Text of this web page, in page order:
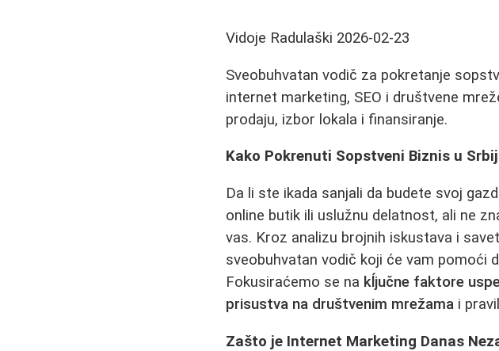
Vidoje Radulaški 2026-02-23
Sveobuhvatan vodič za pokretanje
internet marketing, SEO i društvene
prodaju, izbor lokala i finansiranje.
Kako Pokrenuti Sopstveni Biznis u
Da li ste ikada sanjali da budete svoj
online butik ili uslužnu delatnost, ali ne
vas. Kroz analizu brojnih iskustava i
sveobuhvatan vodič koji će vam pomoći
Fokusiraćemo se na kĺjučne faktore
prisustva na društvenim mrežama i
Zašto je Internet Marketing Danas